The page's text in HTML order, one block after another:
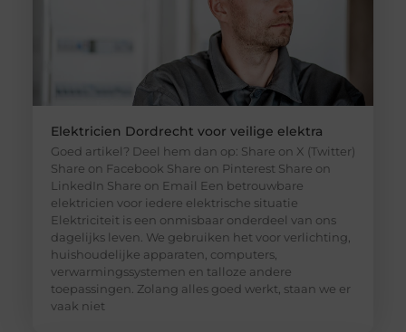
Elektricien Dordrecht voor veilige elektra
Goed artikel? Deel hem dan op: Share on X (Twitter)
Share on Facebook Share on Pinterest Share on
LinkedIn Share on Email Een betrouwbare
elektricien voor iedere elektrische situatie
Elektriciteit is een onmisbaar onderdeel van ons
dagelijks leven. We gebruiken het voor verlichting,
huishoudelijke apparaten, computers,
verwarmingssystemen en talloze andere
toepassingen. Zolang alles goed werkt, staan we er
vaak niet